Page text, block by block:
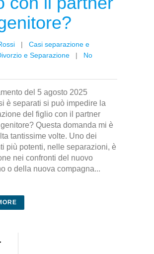
| Casi separazione e
e Separazione | No
del 5 agosto 2025
è separati si può impedire la
del figlio con il partner
Questa domanda mi è
tantissime volte. Uno dei
più potenti, nelle separazioni, è
nei confronti del nuovo
o della nuova compagna...